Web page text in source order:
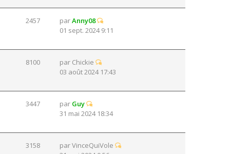
2457 parAnny08
01 sept. 2024 9:11
8100 par Chickie
03 août 2024 17:43
3447 par Guy
31 mai 2024 18:34
3158 parVinceQuiVole